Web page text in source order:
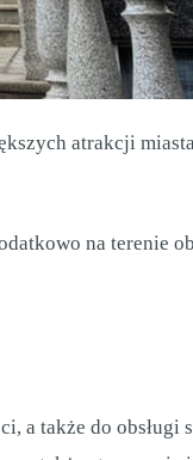
atrakcji
na terenie
a także do obsługi